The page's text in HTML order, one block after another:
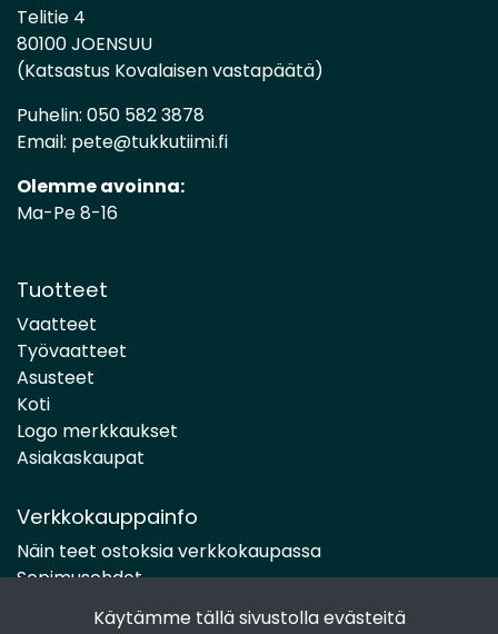
Käytämme tällä sivustolla evästeitä
Telitie 4
80100 JOENSUU
(Katsastus Kovalaisen vastapäätä)
Puhelin: 050 582 3878
Email: pete@tukkutiimi.fi
Olemme avoinna:
Ma-Pe 8-16
Tuotteet
Vaatteet
Työvaatteet
Asusteet
Koti
Logo merkkaukset
Asiakaskaupat
Verkkokauppainfo
Näin teet ostoksia verkkokaupassa
Sopimusehdot
Toimitustavat